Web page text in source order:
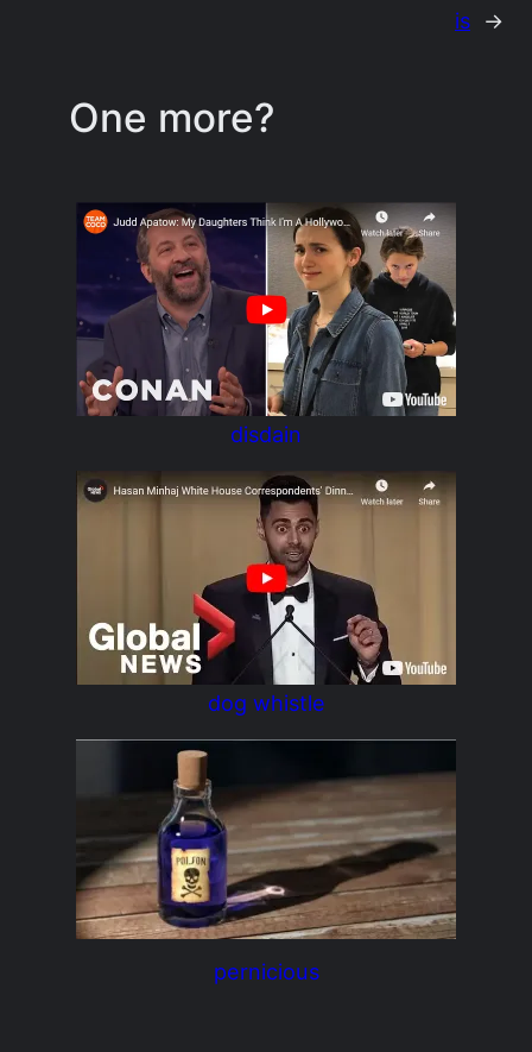
is →
One more?
disdain
dog whistle
pernicious